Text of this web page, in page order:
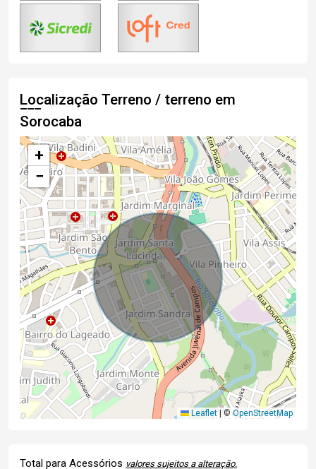
Localização Terreno / terreno em
Sorocaba
+
−
Leaflet ©OpenStreetMap
Total para Acessórios valores sujeitos a alteração.